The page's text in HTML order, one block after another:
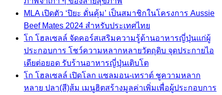
MLA เปิดตัว ‘ปิยะ ดั่นคุ้ม’ เป็นสมาชิกในโครงการ Aussie
Beef Mates 2024 สำหรับประเทศไทย
โก โฮลเซลล์ จัดคอร์สเสริมความรู้ด้านอาหารญี่ปุ่นแก่ผู้
ประกอบการ โชว์ความหลากหลายวัตถุดิบ จุดประกายไอ
เดียต่อยอด รับร้านอาหารญี่ปุ่นเติบโต
โก โฮลเซลล์ เปิดโลก แซลมอน-เทราต์ ชูความหลาก
หลาย ปลา(สี)ส้ม เมนูฮิตสร้างมูลค่าเพิ่มเพื่อผู้ประกอบการ